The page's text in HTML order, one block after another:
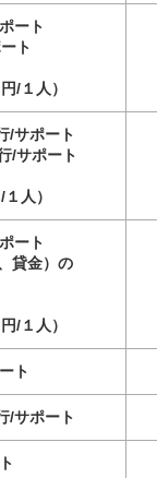
ート
ト
/１人）
/サポート
/サポート
人）
ート
貸金）の
/１人）
ト
/サポート